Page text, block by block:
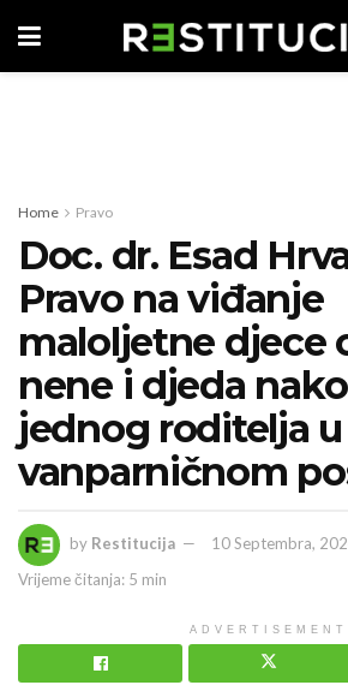
Home Pravo
Doc. dr. Esad
Pravo na viđanje
maloljetne djece
nene i djeda
jednog roditelja u
vanparničnom
by Restitucija
10 Septembra,
Vrijeme čitanja: 5 min
ADVERTISEMENT